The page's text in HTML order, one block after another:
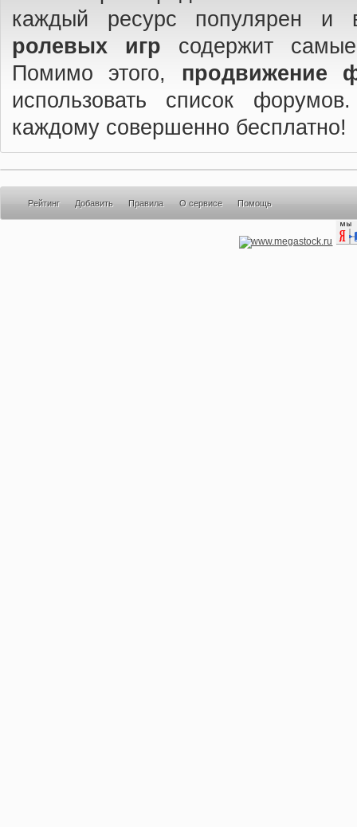
каждый ресурс популярен
ролевых игр содержит
Помимо этого, продвижение
использовать список
каждому совершенно бесплатно!
Рейтинг Добавить Правила О сервисе Помощь